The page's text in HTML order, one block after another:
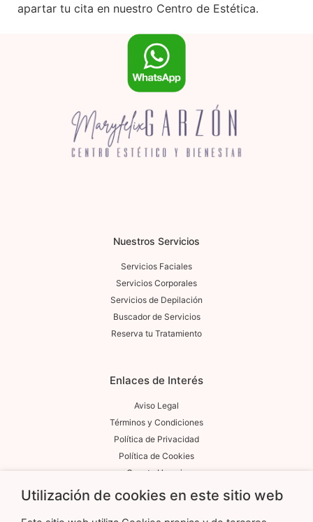
apartar tu cita en nuestro Centro de Estética.
Nuestros Servicios
Servicios Faciales
Servicios Corporales
Servicios de Depilación
Buscador de Servicios
Reserva tu Tratamiento
Enlaces de Interés
Aviso Legal
Términos y Condiciones
Política de Privacidad
Política de Cookies
Cuenta Usuario
Contacto
Utilización de cookies en este sitio web